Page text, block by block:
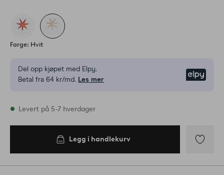
Farge: Hvit
Del opp kjøpet med Elpy.
Betal fra 64 kr/md. Les mer
På lager
Levert på 5-7 hverdager
Legg i handlekurv
til